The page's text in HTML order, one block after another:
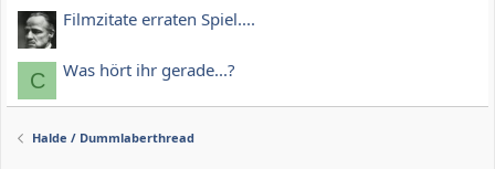
Filmzitate erraten Spiel....
C Was hört ihr gerade...?
Halde / Dummlaberthread